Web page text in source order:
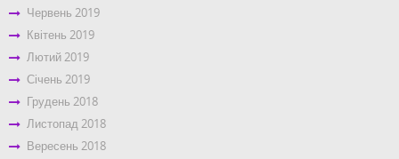
Червень 2019
Квітень 2019
Лютий 2019
Січень 2019
Грудень 2018
Листопад 2018
Вересень 2018